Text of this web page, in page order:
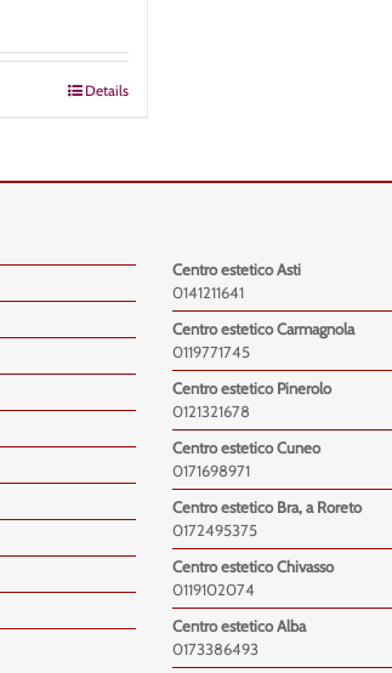
Details
Centro estetico Asti
0141211641
Centro estetico Carmagnola
0119771745
Centro estetico Pinerolo
0121321678
Centro estetico Cuneo
0171698971
Centro estetico Bra, a Roreto
0172495375
Centro estetico Chivasso
0119102074
Centro estetico Alba
0173386493